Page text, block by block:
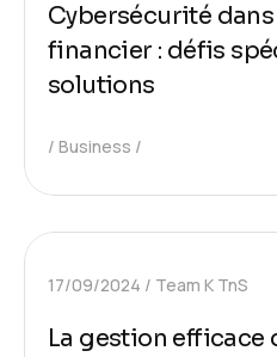
Cybersécurité
financier : défis
solutions
Business
17/09/2024 Team K TnS
La gestion efficace